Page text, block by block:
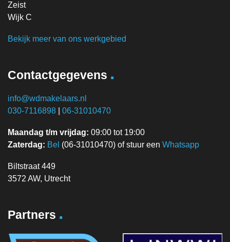
Zeist
Wijk C
Bekijk meer van ons werkgebied
Contactgegevens .
info@wdmakelaars.nl
030-7116898
06-31010470
Maandag t/m vrijdag: 09:00 tot 19:00
Zaterdag: Bel (06-31010470) of stuur een Whatsapp
Biltstraat 449
3572 AW, Utrecht
Partners .